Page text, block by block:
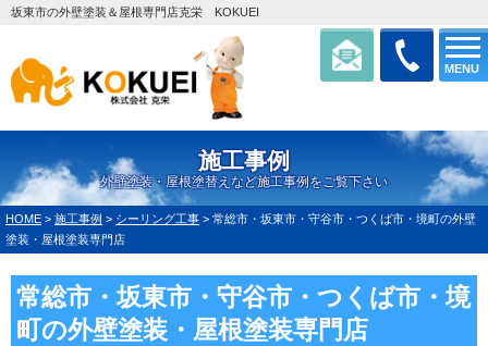
MENU
坂東市の外壁塗装＆屋根専門店克栄 KOKUEI
施工事例
外壁塗装・屋根塗替えなど施工事例をご覧下さい
HOME > 施工事例 > シーリング工事 > 常総市・坂東市・守谷市・つくば市・境町の外壁
塗装・屋根塗装専門店
常総市・坂東市・守谷市・つくば市・境
町の外壁塗装・屋根塗装専門店